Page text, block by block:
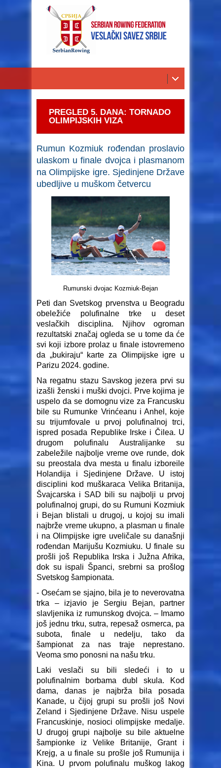
PREGLED 5. DANA: TORNADO
OLIMPIJSKIH VIZA
Rumun Kozmiuk rođendan proslavio
ulaskom u finale dvojca i plasmanom
na Olimpijske igre. Sjedinjene Države
ubedljive u muškom četvercu
Rumunski dvojac Kozmiuk-Bejan
Peti dan Svetskog prvenstva u Beogradu
obeležiće polufinalne trke u deset
veslačkih disciplina. Njihov ogroman
rezultatski značaj ogleda se u tome da će
svi koji izbore prolaz u finale istovremeno
da „bukiraju“ karte za Olimpijske igre u
Parizu 2024. godine.
Na regatnu stazu Savskog jezera prvi su
izašli ženski i muški dvojci. Prve kojima je
uspelo da se domognu vize za Francusku
bile su Rumunke Vrinćeanu i Anhel, koje
su trijumfovale u prvoj polufinalnoj trci,
ispred posada Republike Irske i Čilea. U
drugom polufinalu Australijanke su
zabeležile najbolje vreme ove runde, dok
su preostala dva mesta u finalu izboreile
Holandija i Sjedinjene Države. U istoj
disciplini kod muškaraca Velika Britanija,
Švajcarska i SAD bili su najbolji u prvoj
polufinalnoj grupi, do su Rumuni Kozmiuk
i Bejan blistali u drugoj, u kojoj su imali
najbrže vreme ukupno, a plasman u finale
i na Olimpijske igre uveličale su današnji
rođendan Marijušu Kozmiuku. U finale su
prošli još Republika Irska i Južna Afrika,
dok su ispali Španci, srebrni sa prošlog
Svetskog šampionata.
- Osećam se sjajno, bila je to neverovatna
trka – izjavio je Sergiu Bejan, partner
slavljenika iz rumunskog dvojca. – Imamo
još jednu trku, sutra, repesaž osmerca, pa
subota, finale u nedelju, tako da
šampionat za nas traje neprestano.
Veoma smo ponosni na našu trku.
Laki veslači su bili sledeći i to u
polufinalnim borbama dubl skula. Kod
dama, danas je najbrža bila posada
Kanade, u čijoj grupi su prošli još Novi
Zeland i Sjedinjene Države. Nisu uspele
Francuskinje, nosioci olimpijske medalje.
U drugoj grupi najbolje su bile aktuelne
šampionke iz Velike Britanije, Grant i
Krejg, a u finale su prošle još Rumunija i
Kina. U prvom polufinalu muškog lakog